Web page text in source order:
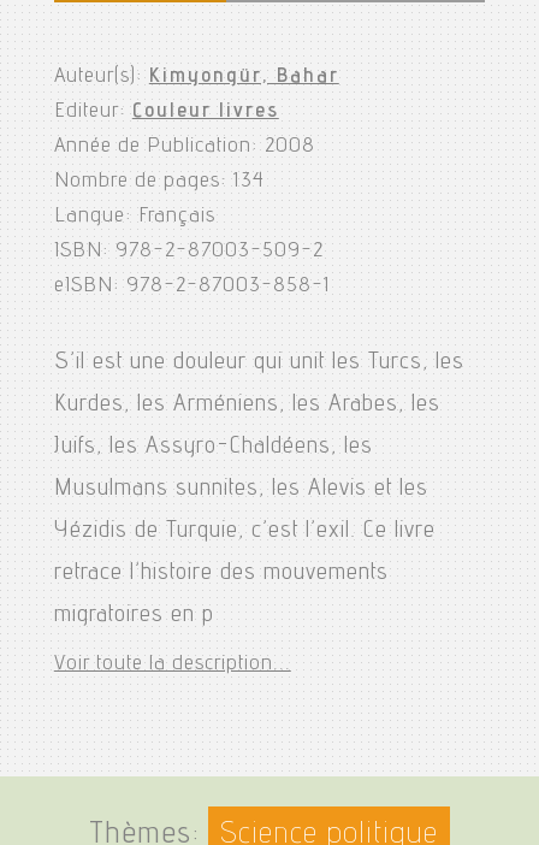
Auteur(s): Kimyongür, Bahar
Editeur:Couleur livres
Année de Publication: 2008
Nombre de pages: 134
Langue: Français
ISBN: 978-2-87003-509-2
eISBN: 978-2-87003-858-1
S’il est une douleur qui unit les Turcs, les
Kurdes, les Arméniens, les Arabes, les
Juifs, les Assyro-Chaldéens, les
Musulmans sunnites, les Alevis et les
Yézidis de Turquie, c’est l’exil. Ce livre
retrace l’histoire des mouvements
migratoires en p
Voir toute la description...
Thèmes: Science politique